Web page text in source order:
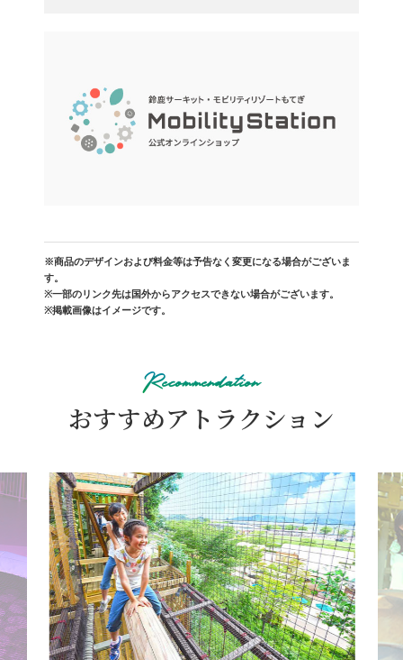
よる返品・交換はお受けしておりませんので、あらかじめご
了承ください。
・返品・交換については、ご購入の証明となるレシートを必
ずご用意ください。レシートが無い場合の返品・交換はお受
・下記商品については返品・交換をお受けすることができま
ご使用済みの商品、洗濯済みの商品、お客様のご使用による
キズ・破損・汚損・においの付着した商品
した商品の返品・交換の対応について＞
す。お客様都合による返品・交換はお受けしておりませんの
で、あらかじめご了承ください。
・商品の在庫状況によっては交換ができない場合がございま
す。その場合は返金での対応とさせていただきます。
・商品到着日から起算し8日間を経過した場合は返品・交換
はお受けすることができません。商品が到着しましたら8日
以内にご注文内容と相違が無いかご確認ください。
・下記商品については返品・交換をお受けすることができま
せん。
ご使用済みの商品、洗濯済みの商品、お客様のご使用による
キズ・破損・汚損・においの付着した商品。
※商品のデザインおよび料金等は予告なく変更になる場合がございま
す。
※一部のリンク先は国外からアクセスできない場合がございます。
※掲載画像はイメージです。
Recommendation
おすすめアトラクション